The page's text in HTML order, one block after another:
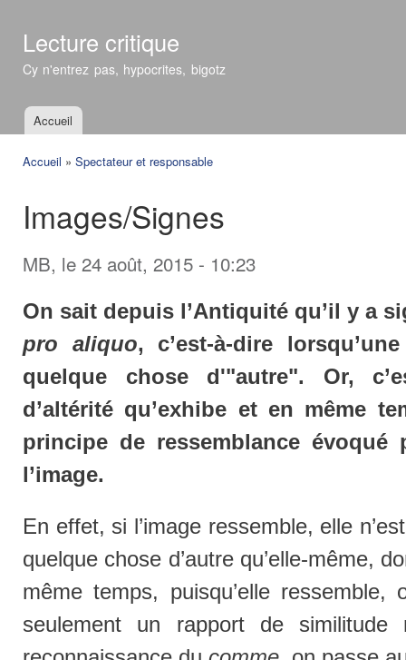
Lecture critique
Cy n'entrez pas, hypocrites, bigotz
Menu principal
Accueil
Accueil » Spectateur et responsable
Images/Signes
MB, le 24 août, 2015 - 10:23
On sait depuis l’Antiquité qu’il y a
pro aliquo, c’est-à-dire
quelque chose d'"autre". Or,
d’altérité qu’exhibe et en même
principe de ressemblance
l’image.
En effet, si l’image ressemble, elle
quelque chose d’autre qu’elle-même,
même temps, puisqu’elle ressemble,
seulement un rapport de similitude